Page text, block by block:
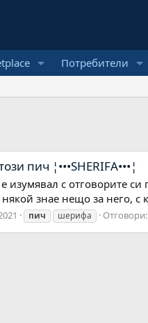
Потребители
пич ¦•••SHERIFA•••¦
изумявал с отговорите
знае нещо за него, с
пич шерифа Отговори: